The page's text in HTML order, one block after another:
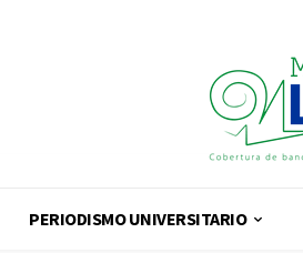
PERIODISMO UNIVERSITARIO